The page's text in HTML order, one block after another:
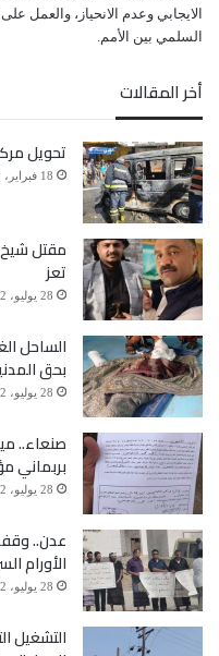
ﺍﻻﻳﺠﺎﺑﻲ ﻭﻋﺪﻡ ﺍﻻﻧﺤﻴﺎﺯ، ﻭﺍﻟﻌﻤﻞ
ﺍﻟﺴﻠﻤﻲ ﺑﻴﻦ ﺍﻷﻣﻢ.
أخر المقالات
تحويل
18 فبراير، 2025
مقتل
تعز
28 يوليو، 2022
الساحل
بحق
28 يوليو، 2022
صنعاء..
بربماني
28 يوليو، 2022
عدن..
الأورام
28 يوليو، 2022
التشغيل